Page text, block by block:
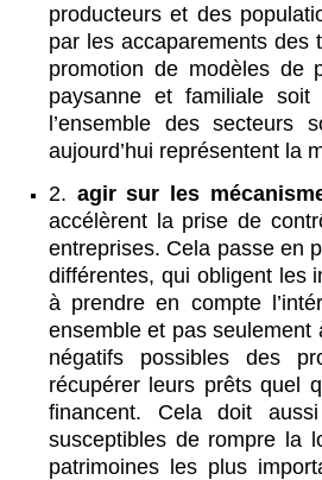
producteurs et des
par les accaparements des
promotion de modèles de
paysanne et familiale
l’ensemble des secteurs
aujourd’hui représentent la
2. agir sur les
accélèrent la prise de
entreprises. Cela passe en
différentes, qui obligent les
à prendre en compte
ensemble et pas
négatifs possibles des
récupérer leurs prêts quel
financent. Cela doit
susceptibles de rompre la
patrimoines les plus